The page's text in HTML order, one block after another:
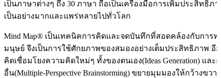
เป็นภาษาต่างๆ ถึง 30 ภาษา ถือเป็นเครื่องมือการเพิ่มประสิทธิ
เป็นอย่างมากและแพร่หลายไปทั่วโลก
Mind Map® เป็นเทคนิคการคิดและจดบันทึกที่สอดคล้องกับการ
มนุษย์ จึงเป็นการใช้ศักยภาพของสมองอย่างเต็มประสิทธิภาพ อี
คิดเชื่อมโยงความคิดใหม่ๆ ทั้งของตนเอง(Ideas Generation) แล
อื่น(Multiple-Perspective Brainstorming) ขยายมุมมองให้กว้างข